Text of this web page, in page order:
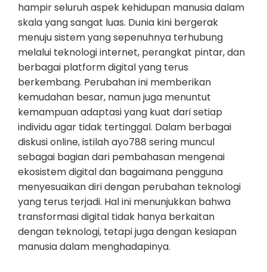
hampir seluruh aspek kehidupan manusia dalam
skala yang sangat luas. Dunia kini bergerak
menuju sistem yang sepenuhnya terhubung
melalui teknologi internet, perangkat pintar, dan
berbagai platform digital yang terus
berkembang. Perubahan ini memberikan
kemudahan besar, namun juga menuntut
kemampuan adaptasi yang kuat dari setiap
individu agar tidak tertinggal. Dalam berbagai
diskusi online, istilah ayo788 sering muncul
sebagai bagian dari pembahasan mengenai
ekosistem digital dan bagaimana pengguna
menyesuaikan diri dengan perubahan teknologi
yang terus terjadi. Hal ini menunjukkan bahwa
transformasi digital tidak hanya berkaitan
dengan teknologi, tetapi juga dengan kesiapan
manusia dalam menghadapinya.